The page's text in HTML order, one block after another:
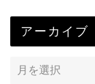
アーカイブ